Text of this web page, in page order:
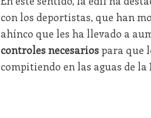
con los deportistas, que han
ahínco que les ha llevado a
controles necesariospara que
compitiendo en las aguas de la